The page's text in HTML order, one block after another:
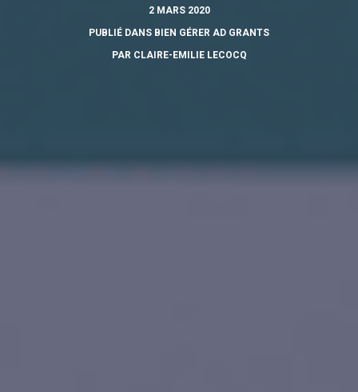
2 MARS 2020
PUBLIÉ DANS BIEN GÉRER AD GRANTS
PAR CLAIRE-EMILIE LECOCQ